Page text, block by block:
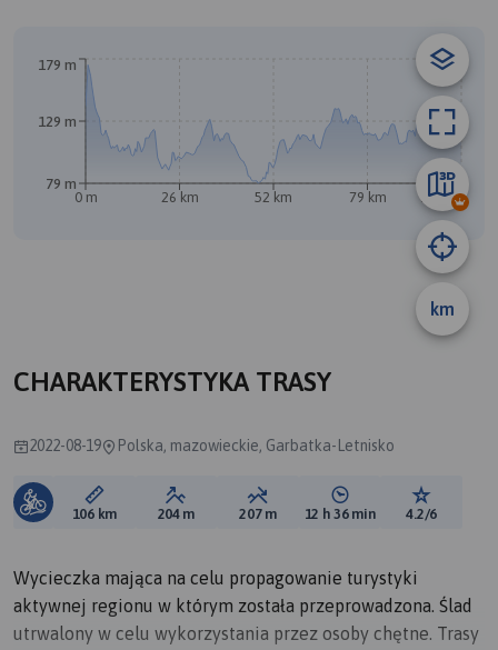
km
0 m 26 km 52 km 79 km 105 km
79 m
129 m
179 m
CHARAKTERYSTYKA TRASY
2022-08-19 Polska, mazowieckie, Garbatka-Letnisko
Długość trasy:
106 km Suma przewyższeń:
204 m Suma spadków:
207 m Średni czas potrzebny
12 h 36 min Ocena
4.2/6
Wycieczka mająca na celu propagowanie turystyki
aktywnej regionu w którym została przeprowadzona. Ślad
utrwalony w celu wykorzystania przez osoby chętne. Trasy